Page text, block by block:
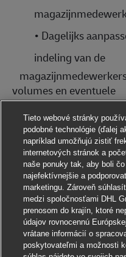
• Dagelijks
indeling van de
volumes en eventuele
afwezigheden
•Instructies geven
opruimen van de
•Instructies geven
het correct
Tieto webové stránky
podobné technológie (ďalej
napríklad umožňujú zistiť
internetových stránok a
naše ponuky tak, aby boli
najefektívnejšie a
marketingu. Zároveň
medzi spoločnosťami DHL
prenosom do krajín, ktoré
údajov rovnocennú
vrátane informácií o
poskytovateľmi a možnosti